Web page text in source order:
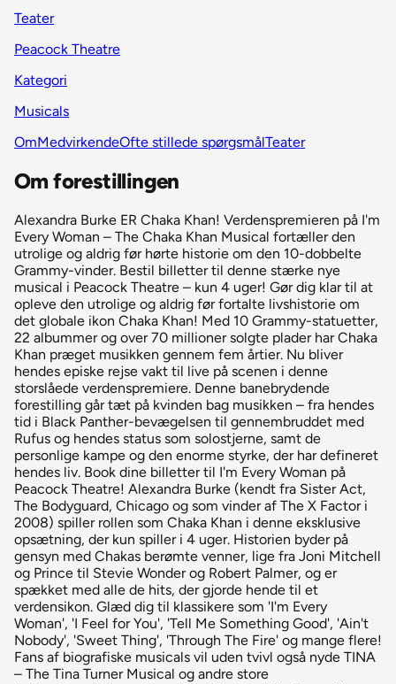
Teater
Peacock Theatre
Kategori
Musicals
OmMedvirkendeOfte stillede spørgsmålTeater
Om forestillingen
Alexandra Burke ER Chaka Khan! Verdenspremieren på I'm
Every Woman – The Chaka Khan Musical fortæller den
utrolige og aldrig før hørte historie om den 10-dobbelte
Grammy-vinder. Bestil billetter til denne stærke nye
musical i Peacock Theatre – kun 4 uger! Gør dig klar til at
opleve den utrolige og aldrig før fortalte livshistorie om
det globale ikon Chaka Khan! Med 10 Grammy-statuetter,
22 albummer og over 70 millioner solgte plader har Chaka
Khan præget musikken gennem fem årtier. Nu bliver
hendes episke rejse vakt til live på scenen i denne
storslåede verdenspremiere. Denne banebrydende
forestilling går tæt på kvinden bag musikken – fra hendes
tid i Black Panther-bevægelsen til gennembruddet med
Rufus og hendes status som solostjerne, samt de
personlige kampe og den enorme styrke, der har defineret
hendes liv. Book dine billetter til I'm Every Woman på
Peacock Theatre! Alexandra Burke (kendt fra Sister Act,
The Bodyguard, Chicago og som vinder af The X Factor i
2008) spiller rollen som Chaka Khan i denne eksklusive
opsætning, der kun spiller i 4 uger. Historien byder på
gensyn med Chakas berømte venner, lige fra Joni Mitchell
og Prince til Stevie Wonder og Robert Palmer, og er
spækket med alle de hits, der gjorde hende til et
verdensikon. Glæd dig til klassikere som 'I'm Every
Woman', 'I Feel for You', 'Tell Me Something Good', 'Ain't
Nobody', 'Sweet Thing', 'Through The Fire' og mange flere!
Fans af biografiske musicals vil uden tvivl også nyde TINA
– The Tina Turner Musical og andre store